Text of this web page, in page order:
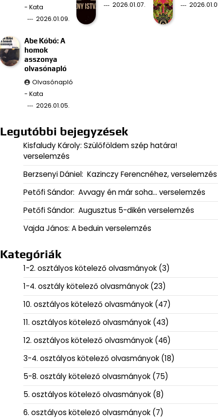
- Kata
2026.01.09.
2026.01.07.
Abe Kóbó: A
homok
asszonya
olvasónapló
Olvasónapló
- Kata
2026.01.05.
Legutóbbi bejegyzések
Kisfaludy Károly: Szülőföldem szép határa!
verselemzés
Berzsenyi Dániel: Kazinczy Ferencnéhez, verselemzés
Petőfi Sándor: Avvagy én már soha… verselemzés
Petőfi Sándor: Augusztus 5-dikén verselemzés
Vajda János: A beduin verselemzés
Kategóriák
1-2. osztályos kötelező olvasmányok (3)
1-4. osztály kötelező olvasmányok (23)
10. osztályos kötelező olvasmányok (47)
11. osztályos kötelező olvasmányok (43)
12. osztályos kötelező olvasmányok (46)
3-4. osztályos kötelező olvasmányok (18)
5-8. osztály kötelező olvasmányok (75)
5. osztályos kötelező olvasmányok (8)
6. osztályos kötelező olvasmányok (7)